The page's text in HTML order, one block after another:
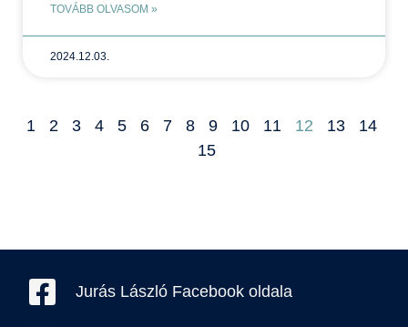
TOVÁBB OLVASOM »
2024.12.03.
1 2 3 4 5 6 7 8 9 10 11 12 13
14
15
Jurás László Facebook oldala